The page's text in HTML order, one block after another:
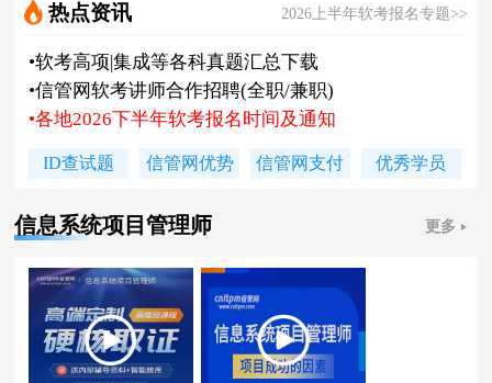
热点资讯 2026上半年软考报名专题>>
•软考高项|集成等各科真题汇总下载
•信管网软考讲师合作招聘(全职/兼职)
•各地2026下半年软考报名时间及通知
陈老师新书《你真能懂的项目管理》
•题库 [ 每日一练/章节题/原创精编题 ]
ID查试题 信管网优势 信管网支付 优秀学员
信息系统项目管理师 更多